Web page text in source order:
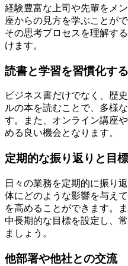
経験豊富な上司や先輩をメ
座からの見方を学ぶことが
その思考プロセスを理解す
けます。
読書と学習を習慣化する
ビジネス書だけでなく、歴
ルの本を読むことで、多様
す。また、オンライン講座
める良い機会となります。
定期的な振り返りと目
日々の業務を定期的に振り
体にどのような影響を与え
を高めることができます。
中長期的な目標を設定し、
ましょう。
他部署や他社との交流